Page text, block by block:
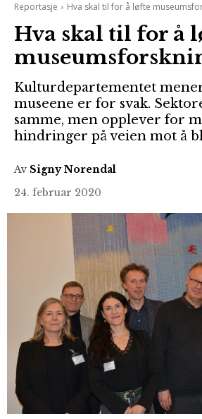
Reportasje Hva skal til for å løfte
Hva skal til for å
Kulturdepartementet
museene er for svak.
samme, men opplever for
hindringer på veien mot å
Av Signy Norendal
24. februar 2020